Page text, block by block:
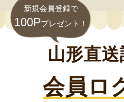
新規会員登録で
100Pプレゼント！
山形直
会員ロ